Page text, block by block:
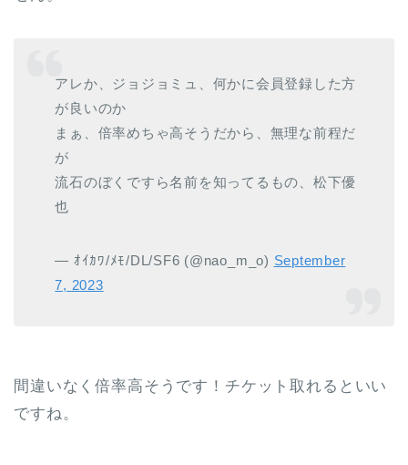
アレか、ジョジョミュ、何かに会員登録した方
が良いのか
まぁ、倍率めちゃ高そうだから、無理な前程だ
が
流石のぼくですら名前を知ってるもの、松下優
也
— ｵｲｶﾜ/ﾒﾓ/DL/SF6 (@nao_m_o) September
7, 2023
間違いなく倍率高そうです！チケット取れるといい
ですね。